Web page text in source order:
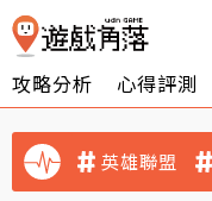
攻略分析 心得評測
英雄聯盟